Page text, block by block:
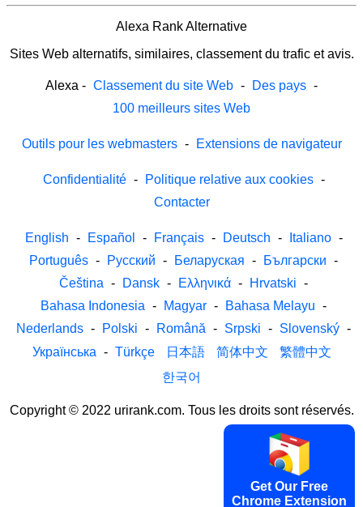
Alexa Rank Alternative
Sites Web alternatifs, similaires, classement du trafic et avis.
Alexa - Classement du site Web - Des pays -
100 meilleurs sites Web
Outils pour les webmasters - Extensions de navigateur
Confidentialité - Politique relative aux cookies -
Contacter
English - Español - Français - Deutsch - Italiano -
Português - Русский - Беларуская - Български -
Čeština - Dansk - Ελληνικά - Hrvatski -
Bahasa Indonesia - Magyar - Bahasa Melayu -
Nederlands - Polski - Română - Srpski - Slovenský -
Українська - Türkçe 日本語 简体中文
繁體中文
한국어
Copyright © 2022 urirank.com. Tous les droits sont réservés.
Get Our Free
Chrome Extension